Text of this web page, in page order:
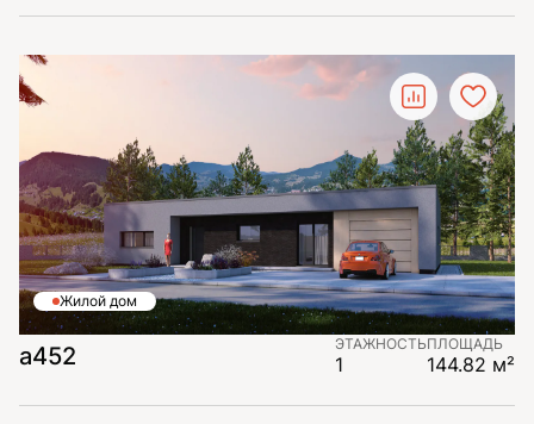
Жилой дом
а452 ЭТАЖНОСТЬ
1
ПЛОЩАДЬ
144.82 м²